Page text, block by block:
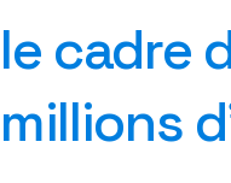
le cadre
millions